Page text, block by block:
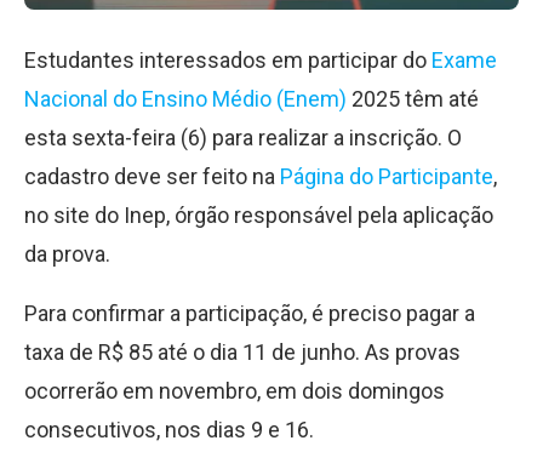
Estudantes interessados em participar do Exame
Nacional do Ensino Médio (Enem) 2025 têm até
esta sexta-feira (6) para realizar a inscrição. O
cadastro deve ser feito na Página do Participante,
no site do Inep, órgão responsável pela aplicação
da prova.
Para confirmar a participação, é preciso pagar a
taxa de R$ 85 até o dia 11 de junho. As provas
ocorrerão em novembro, em dois domingos
consecutivos, nos dias 9 e 16.